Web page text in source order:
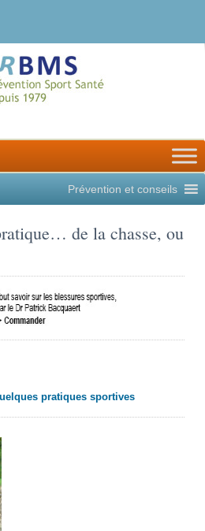
Prévention et conseils
de la chasse, ou
pratiques sportives